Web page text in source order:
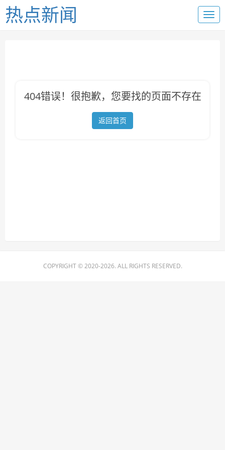
热点新闻
404错误！很抱歉，您要找的页面不存在
返回首页
COPYRIGHT © 2020-2026. ALL RIGHTS RESERVED.